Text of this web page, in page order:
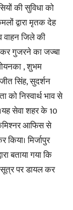
की सुविधा को
द्वारा मृतक देह
जिले की
गुजरने का जज्बा
, शुभम
सिंह, सुदर्शन
निस्वार्थ भाव से
सेवा शहर के 10
आफिस से
मिर्जापुर
बताया गया कि
पर डायल कर